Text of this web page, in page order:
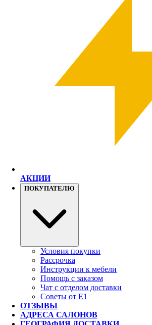
АКЦИИ
ПОКУПАТЕЛЮ
Условия покупки
Рассрочка
Инструкции к мебели
Помощь с заказом
Чат с отделом доставки
Советы от Е1
ОТЗЫВЫ
АДРЕСА САЛОНОВ